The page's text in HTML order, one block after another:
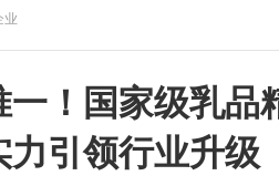
业
一！国家级乳品
力引领行业升级